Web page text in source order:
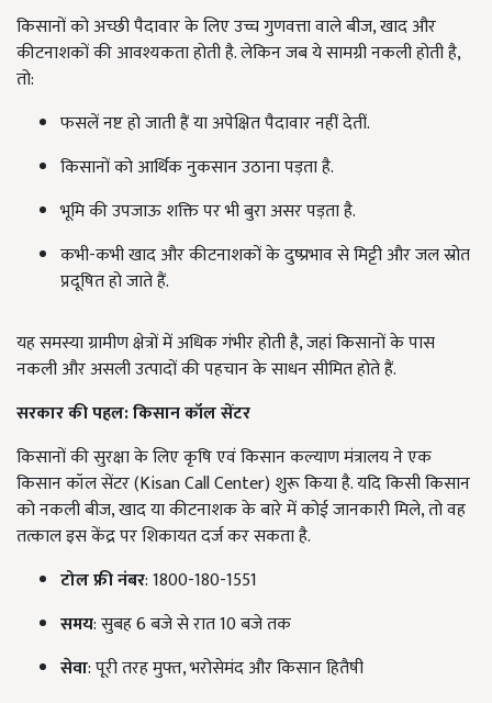
किसानों को अच्छी पैदावार के लिए उच्च गुणवत्ता वाले बीज, खाद और
कीटनाशकों की आवश्यकता होती है. लेकिन जब ये सामग्री नकली होती है,
तो:
फसलें नष्ट हो जाती हैं या अपेक्षित पैदावार नहीं देतीं.
किसानों को आर्थिक नुकसान उठाना पड़ता है.
भूमि की उपजाऊ शक्ति पर भी बुरा असर पड़ता है.
कभी-कभी खाद और कीटनाशकों के दुष्प्रभाव से मिट्टी और जल स्रोत
प्रदूषित हो जाते हैं.
यह समस्या ग्रामीण क्षेत्रों में अधिक गंभीर होती है, जहां किसानों के पास
नकली और असली उत्पादों की पहचान के साधन सीमित होते हैं.
सरकार की पहल: किसान कॉल सेंटर
किसानों की सुरक्षा के लिए कृषि एवं किसान कल्याण मंत्रालय ने एक
किसान कॉल सेंटर (Kisan Call Center) शुरू किया है. यदि किसी किसान
को नकली बीज, खाद या कीटनाशक के बारे में कोई जानकारी मिले, तो वह
तत्काल इस केंद्र पर शिकायत दर्ज कर सकता है.
टोल फ्री नंबर: 1800-180-1551
समय: सुबह 6 बजे से रात 10 बजे तक
सेवा: पूरी तरह मुफ्त, भरोसेमंद और किसान हितैषी